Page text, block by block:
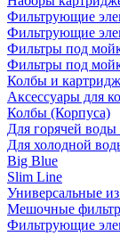
Фильтрующие
Фильтрующие
Фильтры под
Фильтры под
Колбы и
Аксессуары для
Колбы (Корпуса)
Для горячей воды
Для холодной
Big Blue
Slim Line
Универсальные
Мешочные
Фильтрующие